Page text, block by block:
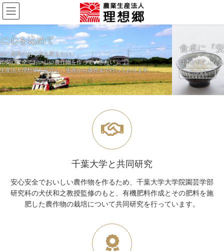
コ
ン
テ
ン
ツ
へ
ス
キ
ッ
ナ
ビ
ゲ
ー
シ
ョ
ン
に
移
たい」
で行っております。
食卓に『安心・安全・美味しいお
日本が元気になるようなお米の育成に取り組んでいます。
もっと見る
Previous Next
千葉大学と共同研究
安心安全でおいしい農作物を作るため、千葉大学大学院園芸学部
研究科の犬伏和之教授監修のもと、有機肥料作成とその肥料を施
肥した農作物の栽培について共同研究を行っています。